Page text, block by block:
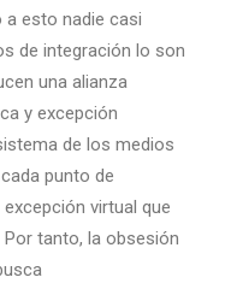
a esto nadie casi
de integración lo son
una alianza
y excepción
de los medios
punto de
virtual que
tanto, la obsesión